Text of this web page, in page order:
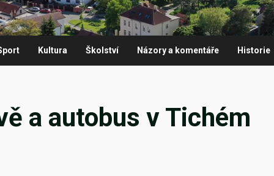
Kultura Školství Názory a komentáře Historie
a autobus v Tichém